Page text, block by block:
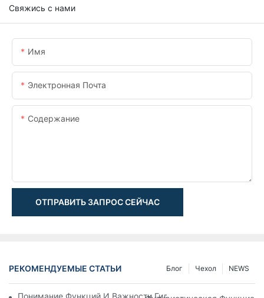
Свяжись с нами
Имя
Электронная Почта
Содержание
ОТПРАВИТЬ ЗАПРОС СЕЙЧАС
РЕКОМЕНДУЕМЫЕ СТАТЬИ NEWS
Чехол
Блог